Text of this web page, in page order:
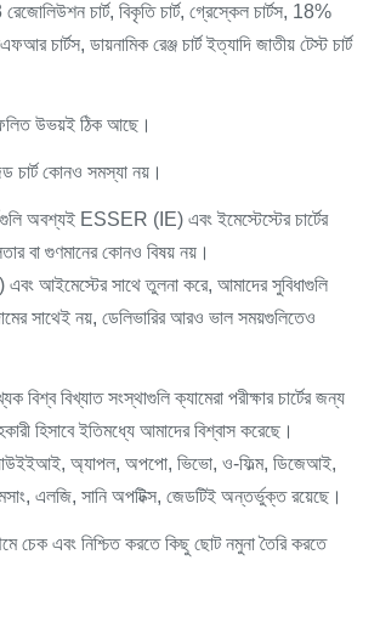
চার্ট, বিকৃতি চার্ট, গ্রেস্কেল চার্টস, 18%
চার্টস, ডায়নামিক রেঞ্জ চার্ট ইত্যাদি জাতীয় টেস্ট চার্ট
উভয়ই ঠিক আছে।
চার্ট কোনও সমস্যা নয়।
অবশ্যই ESSER (IE) এবং ইমেস্টেস্টের চার্টের
বা গুণমানের কোনও বিষয় নয়।
আইমেস্টের সাথে তুলনা করে, আমাদের সুবিধাগুলি
সাথেই নয়, ডেলিভারির আরও ভাল সময়গুলিতেও
বিখ্যাত সংস্থাগুলি ক্যামেরা পরীক্ষার চার্টের জন্য
হিসাবে ইতিমধ্যে আমাদের বিশ্বাস করেছে।
অ্যাপল, অপপো, ভিভো, ও-ফিল্ম, ডিজেআই,
এলজি, সানি অপটিক্স, জেডটিই অন্তর্ভুক্ত রয়েছে।
চেক এবং নিশ্চিত করতে কিছু ছোট নমুনা তৈরি করতে